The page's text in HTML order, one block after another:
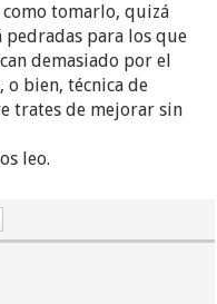
tomarlo, quizá
pedradas para los que
demasiado por el
o bien, técnica de
trates de mejorar sin
leo.